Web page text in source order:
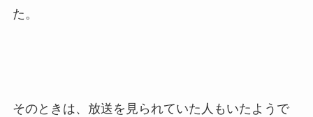
た。
そのときは、放送を見られていた人もいたようで